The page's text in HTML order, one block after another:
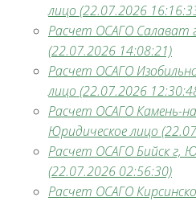
лицо (22.07.2026
Расчет ОСАГО Салават
(22.07.2026 14:08:21)
Расчет ОСАГО
лицо (22.07.2026
Расчет ОСАГО Камень-
Юридическое лицо
Расчет ОСАГО Бийск г,
(22.07.2026 02:56:30)
Расчет ОСАГО